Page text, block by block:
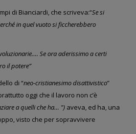
di Bianciardi, che scriveva:“Se si
in quel vuoto si ficcherebbero
Se ora aderissimo a certi
il potere”
di “neo-cristianesimo disattivistico”
oggi che il lavoro non c’è
a quelli che ha… ") aveva, ed ha, una
visto che per sopravvivere